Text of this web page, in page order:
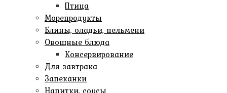
Птица
Морепродукты
Блины, оладьи, пельмени
Овощные блюда
Консервирование
Для завтрака
Запеканки
Напитки, соусы